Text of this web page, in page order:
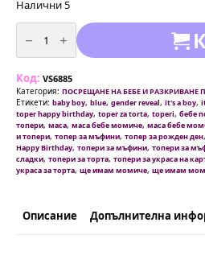
Налични 5
количество
за
Топери
за
полът
на
бебето
-
Boy
or
Girl
-
12
броя
Код: VS6885
Категория: ПОСРЕЩАНЕ НА БЕБЕ И РАЗКРИВАНЕ
Етикети: baby boy, blue, gender reveal, it's a boy,
toper happy birthday, toper za torta, toperi, бебе
топери, маса, маса бебе момиче, маса бебе
и топери, топер за мъфини, топер за рожден ден,
Happy Birthday, топери за мъфини, топери за
сладки, топери за торта, топери за украса на
украса за торта, ще имам момиче, ще имам
Описание Допълнителна